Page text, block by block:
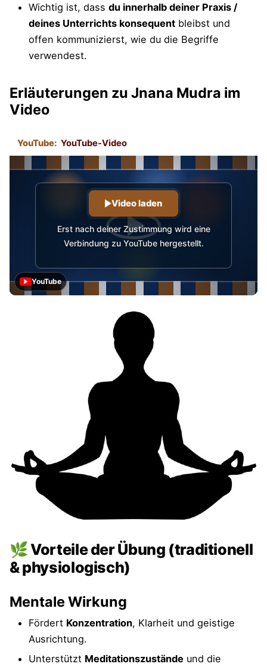
Wichtig ist, dass du innerhalb deiner Praxis /
deines Unterrichts konsequent bleibst und
offen kommunizierst, wie du die Begriffe
verwendest.
Erläuterungen zu Jnana Mudra im
Video
YouTube: YouTube-Video
YouTube
Video laden
Erst nach deiner Zustimmung wird eine
Verbindung zu YouTube hergestellt.
🌿 Vorteile der Übung (traditionell
& physiologisch)
Mentale Wirkung
Fördert Konzentration, Klarheit und geistige
Ausrichtung.
Unterstützt Meditationszustände und die